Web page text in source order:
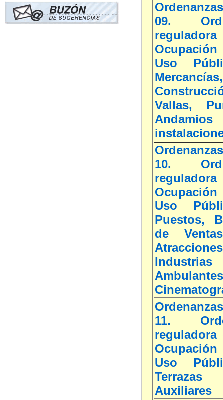
09.
Uso
Vallas,
10.
Uso
Puestos,
de
11.
Uso
Auxiliares